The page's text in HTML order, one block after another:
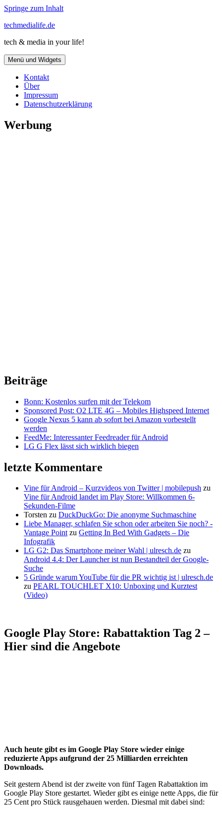
Springe zum Inhalt
techmedialife.de
tech & media in your life!
Menü und Widgets
Kontakt
Über
Impressum
Datenschutzerklärung
Werbung
Beiträge
Bonn: Kostenlos surfen mit der Telekom
Sponsored Post: O2 LTE 4G – Mobiles Highspeed Internet
Google Nexus 5 kann ab sofort bei Amazon vorbestellt
werden
FeedMe: Interessanter Feedreader für Android
LG G Flex lässt sich wirklich biegen
letzte Kommentare
Vine für Android – Kurzvideos von Twitter | mobilepush zu
Vine für Android landet im Play Store: Willkommen 6-
Sekunden-Filme
Torsten zu DuckDuckGo: Die anonyme Suchmaschine
Liebe Manager, schlafen Sie schon oder arbeiten Sie noch? -
Vantage Pointzu Getting In Bed With Gadgets – Die
Infografik
LG G2: Das Smartphone meiner Wahl | ulresch.de zu
Android 4.4: Der Launcher ist nun Bestandteil der Google-
Suche
5 Gründe warum YouTube für die PR wichtig ist | ulresch.de
zu PEARL TOUCHLET X10: Unboxing und Kurztest
(Video)
Google Play Store: Rabattaktion Tag 2 –
Hier sind die Angebote
Auch heute gibt es im Google Play Store wieder einige
reduzierte Apps aufgrund der 25 Milliarden erreichten
Downloads.
Seit gestern Abend ist der zweite von fünf Tagen Rabattaktion im
Google Play Store gestartet. Wieder gibt es einige nette Apps, die für
25 Cent pro Stück rausgehauen werden. Diesmal mit dabei sind: